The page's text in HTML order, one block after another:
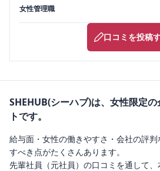
女性管理職
口コミを投稿
SHEHUB(シーハブ)は、女性限定
トです。
給与面・女性の働きやすさ・会社の評
すべき点がたくさんあります。
先輩社員（元社員）の口コミを通して、